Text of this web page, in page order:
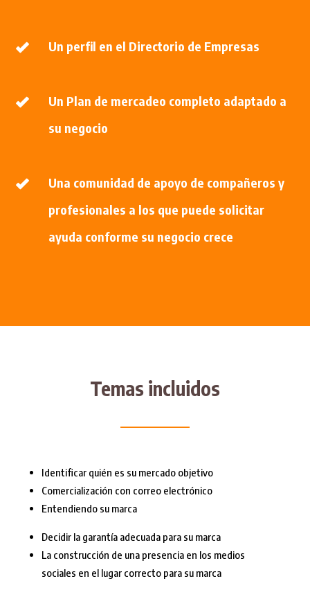
Un perfil en el Directorio de Empresas
Un Plan de mercadeo completo adaptado a
su negocio
Una comunidad de apoyo de compañeros y
profesionales a los que puede solicitar
ayuda conforme su negocio crece
Temas incluidos
Identificar quién es su mercado objetivo
Comercialización con correo electrónico
Entendiendo su marca
Decidir la garantía adecuada para su marca
La construcción de una presencia en los medios
sociales en el lugar correcto para su marca